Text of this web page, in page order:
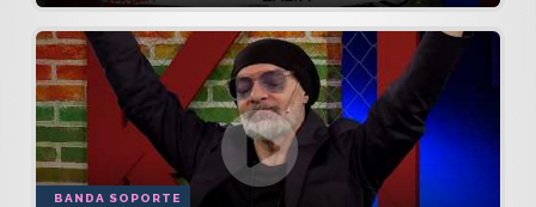
BANDA SOPORTE